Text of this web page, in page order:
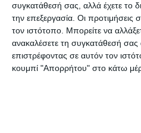
συγκατάθεσή σας, αλλά έχετε το
την επεξεργασία. Οι προτιμήσεις
τον ιστότοπο. Μπορείτε να
ανακαλέσετε τη συγκατάθεσή
επιστρέφοντας σε αυτόν τον
κουμπί "Απορρήτου" στο κάτω
εκπαίδευση για να
τεχνολογίες AI στη
Στασιμότητα:Η
τεχνολογικές
στασιμότητα και